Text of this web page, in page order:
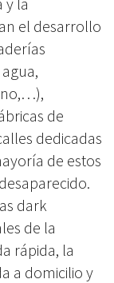
el desarrollo
de
dedicadas
de estos
dark
de la
rápida, la
a domicilio y